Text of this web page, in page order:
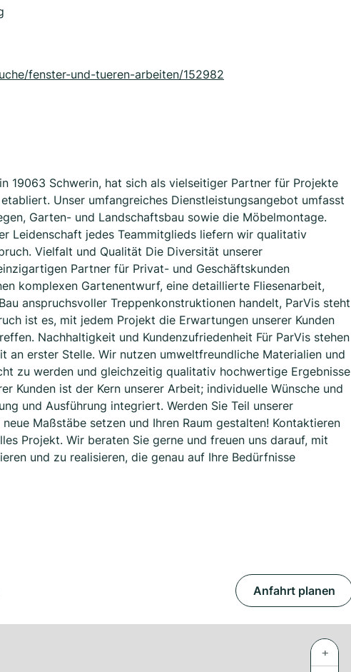
fenster-und-tueren-arbeiten/152982
19063 Schwerin, hat sich als vielseitiger Partner für Projekte
Unser umfangreiches Dienstleistungsangebot umfasst
Garten- und Landschaftsbau sowie die Möbelmontage.
Leidenschaft jedes Teammitglieds liefern wir qualitativ
Vielfalt und Qualität Die Diversität unserer
Partner für Privat- und Geschäftskunden
komplexen Gartenentwurf, eine detaillierte Fliesenarbeit,
anspruchsvoller Treppenkonstruktionen handelt, ParVis steht
ist es, mit jedem Projekt die Erwartungen unserer Kunden
Nachhaltigkeit und Kundenzufriedenheit Für ParVis stehen
an erster Stelle. Wir nutzen umweltfreundliche Materialien und
zu werden und gleichzeitig qualitativ hochwertige Ergebnisse
Kunden ist der Kern unserer Arbeit; individuelle Wünsche und
und Ausführung integriert. Werden Sie Teil unserer
Maßstäbe setzen und Ihren Raum gestalten! Kontaktieren
Projekt. Wir beraten Sie gerne und freuen uns darauf, mit
und zu realisieren, die genau auf Ihre Bedürfnisse
Anfahrt planen
+